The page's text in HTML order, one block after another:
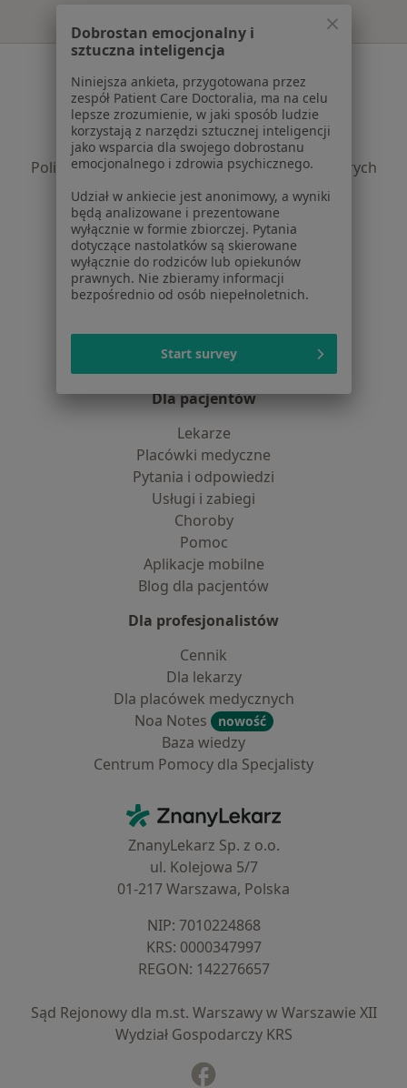
Regulamin
Polityka prywatności pacjentów
Polityka prywatności profesjonalistów
Polityka prywatności dla profesjonalistów, których
dane pozyskaliśmy samodzielnie
Polityka cookies
Jak działają wyniki wyszukiwania
Dostępność
O nas
Praca Rekrutujemy!
Kontakt
Dla pacjentów
Lekarze
Placówki medyczne
Pytania i odpowiedzi
Usługi i zabiegi
Choroby
Pomoc
Aplikacje mobilne
Blog dla pacjentów
Dla profesjonalistów
Cennik
Dla lekarzy
Dla placówek medycznych
Noa Notes
nowość
Baza wiedzy
Centrum Pomocy dla Specjalisty
ZnanyLekarz - Strona główna
ZnanyLekarz Sp. z o.o.
ul. Kolejowa 5/7
01-217 Warszawa, Polska
NIP: ⁠7010224868
KRS: ⁠0000347997
REGON: ⁠142276657
Sąd Rejonowy dla m.st. Warszawy w Warszawie XII
Wydział Gospodarczy KRS
Dobrostan emocjonalny i
sztuczna inteligencja
Niniejsza ankieta, przygotowana przez
zespół Patient Care Doctoralia, ma na celu
lepsze zrozumienie, w jaki sposób ludzie
korzystają z narzędzi sztucznej inteligencji
jako wsparcia dla swojego dobrostanu
emocjonalnego i zdrowia psychicznego.
Udział w ankiecie jest anonimowy, a wyniki
będą analizowane i prezentowane
wyłącznie w formie zbiorczej. Pytania
dotyczące nastolatków są skierowane
wyłącznie do rodziców lub opiekunów
prawnych. Nie zbieramy informacji
bezpośrednio od osób niepełnoletnich.
Start survey